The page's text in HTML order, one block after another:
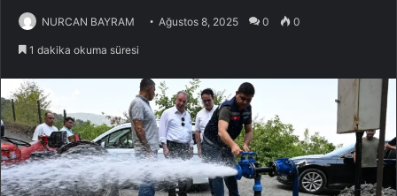
NURCAN BAYRAM Ağustos 8, 2025 0 0
1 dakika okuma süresi